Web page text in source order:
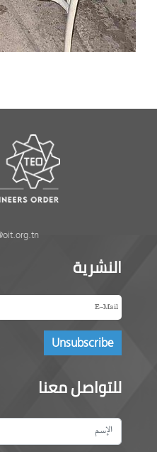
النشرية
للتواصل معنا